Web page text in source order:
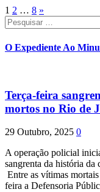
Paginação
dos
conteúdos
1 2 … 8 »
Pesquisar
por:
O Expediente Ao
Terça-feira
mortos no Rio de
29 Outubro, 2025 0
A operação policial
sangrenta da história da
Entre as vítimas
feira a Defensoria